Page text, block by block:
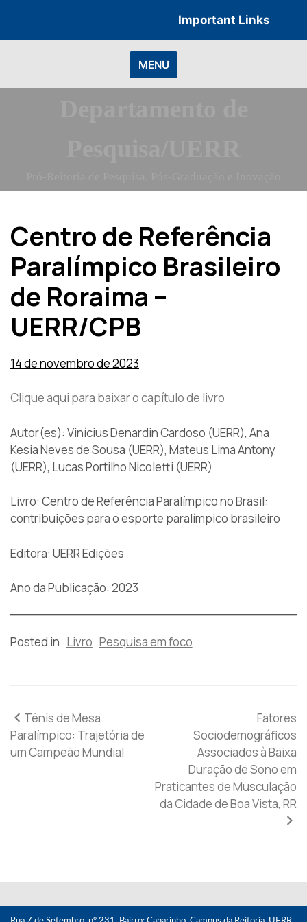
content
Important Links
MENU
Centro de Referência
Paralímpico Brasileiro
de Roraima –
UERR/CPB
14 de novembro de 2023
Clique aqui para baixar o capítulo de livro
Autor(es): Vinícius Denardin Cardoso (UERR), Ana
Kesia Neves de Sousa (UERR), Mateus Lima Antony
(UERR), Lucas Portilho Nicoletti (UERR)
Livro: Centro de Referência Paralímpico no Brasil:
contribuições para o esporte paralímpico brasileiro
Editora: UERR Edições
Ano da Publicação: 2023
Posted in Livro Pesquisa em foco
Navegação
de
Tênis de Mesa
Paralímpico: Trajetória de
um Campeão Mundial
Fatores
Sociodemográficos
Associados à Baixa
Duração de Sono em
Praticantes de Musculação
da Cidade de Boa Vista, RR